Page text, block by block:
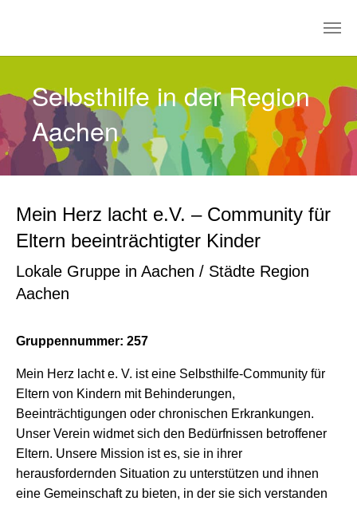
Selbsthilfe in der Region
Aachen
Mein Herz lacht e.V. – Community für
Eltern beeinträchtigter Kinder
Lokale Gruppe in Aachen / Städte Region
Aachen
Gruppennummer: 257
Mein Herz lacht e. V. ist eine Selbsthilfe-Community für
Eltern von Kindern mit Behinderungen,
Beeinträchtigungen oder chronischen Erkrankungen.
Unser Verein widmet sich den Bedürfnissen betroffener
Eltern. Unsere Mission ist es, sie in ihrer
herausfordernden Situation zu unterstützen und ihnen
eine Gemeinschaft zu bieten, in der sie sich verstanden